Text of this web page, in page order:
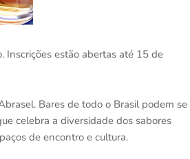
Inscrições estão abertas até 15 de
Bares de todo o Brasil podem se
celebra a diversidade dos sabores
de encontro e cultura.